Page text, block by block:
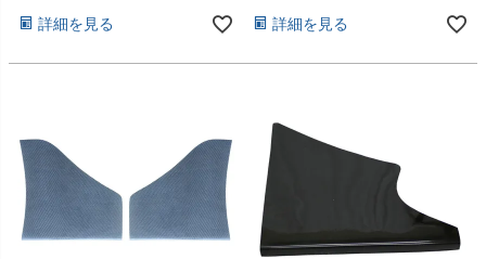
詳細を見る 詳細を見る